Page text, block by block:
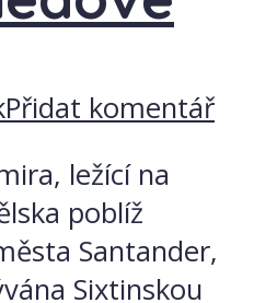
Přidat komentář
ležící na
poblíž
Santander,
Sixtinskou